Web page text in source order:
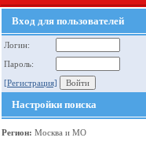
Вход для пользователей
Логин:
Пароль:
[Регистрация]
Настройки поиска
Регион: Москва и МО